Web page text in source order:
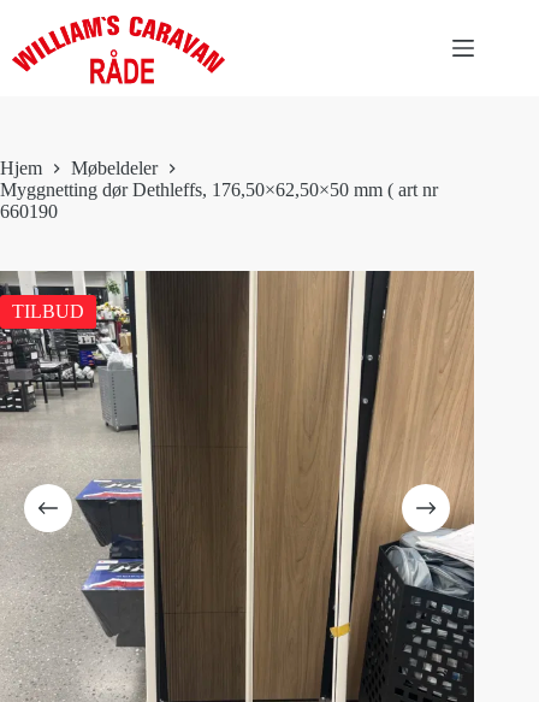
innholdet
Hjem
Møbeldeler
Myggnetting dør Dethleffs, 176,50×62,50×50 mm ( art nr
660190
TILBUD